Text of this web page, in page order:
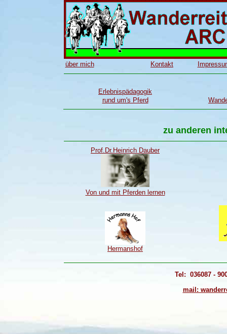
über mich Kontakt
Erlebnispädagogik
rund um's Pferd
zu anderen
Prof.Dr.Heinrich Dauber
Von und mit Pferden lernen
Hermanshof
Tel: 036087 -
mail: